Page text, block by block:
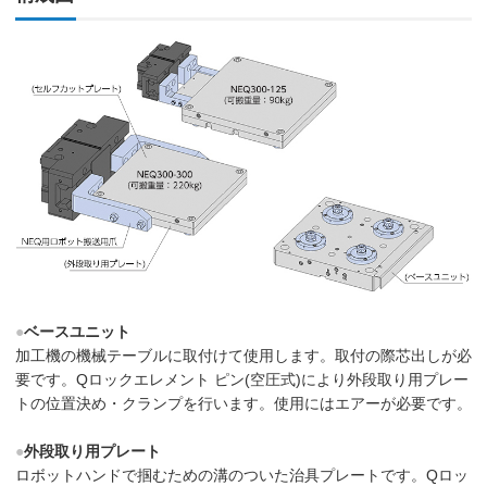
●ベースユニット
加工機の機械テーブルに取付けて使用します。取付の際芯出しが必
要です。Qロックエレメント ピン(空圧式)により外段取り用プレー
トの位置決め・クランプを行います。使用にはエアーが必要です。
●外段取り用プレート
ロボットハンドで掴むための溝のついた治具プレートです。Qロッ